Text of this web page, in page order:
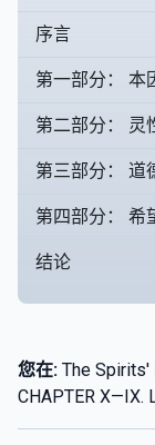
序言
第一部分： 本
第二部分： 灵
第三部分： 道
第四部分： 希
结论
您在: The Spirits'
CHAPTER X—IX.